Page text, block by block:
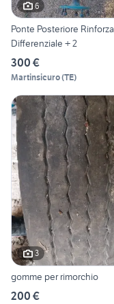
6
Ponte Posteriore
Differenziale + 2
300 €
Martinsicuro(TE)
3
gomme per rimorchio
200 €